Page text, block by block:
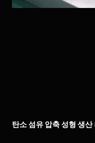
탄소 섬유 압축 성형 생산